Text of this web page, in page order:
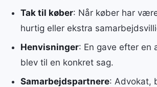
Tak til køber: Når køber har
hurtig eller ekstra
Henvisninger: En gave efter en
blev til en konkret sag.
Samarbejdspartnere: Advokat,